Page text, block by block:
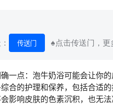
传送门 ♠点击传送门，更
一点：泡牛奶浴可能会让你
合的护理和保养，包括合适
影响皮肤的色素沉积，也无